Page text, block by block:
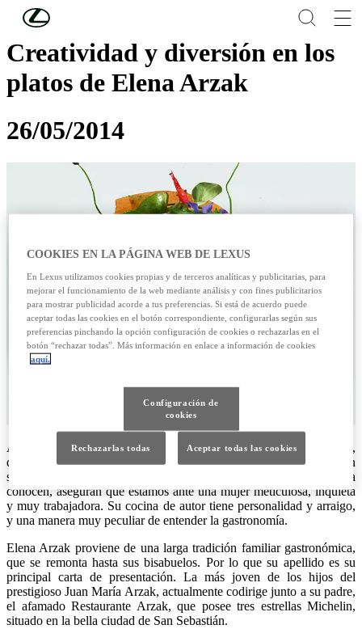
Skip to Main Content
Creatividad y diversión en los
platos de Elena Arzak
26/05/2014
Arzak no hay más que dos: padre e hija. Inquieta, curiosa, políglota,
despierta… así es Elena Arzak, una mujer con gran convicción
sobre lo que hace, y eso, se transmite en sus rectas. Quienes la
conocen, aseguran que estamos ante una mujer meticulosa, inquieta
y muy trabajadora. Su cocina de autor tiene personalidad y arraigo,
y una manera muy peculiar de entender la gastronomía.
Elena Arzak proviene de una larga tradición familiar gastronómica,
que se remonta hasta sus bisabuelos. Por lo que su apellido es su
principal carta de presentación. La más joven de los hijos del
prestigioso Juan María Arzak, actualmente codirige junto a su padre,
el afamado Restaurante Arzak, que posee tres estrellas Michelin,
situado en la bella ciudad de San Sebastián.
COOKIES EN LA PÁGINA WEB DE LEXUS
En Lexus utilizamos cookies propias y de terceros analíticas y publicitarias, para
mejorar el funcionamiento de la web mediante análisis y con fines publicitarios
para mostrar publicidad acorde a tus preferencias. Si está de acuerdo puede
aceptar todas las cookies en el botón correspondiente, configurarlas según sus
preferencias pinchando la opción configuración de cookies o rechazarlas en el
botón “rechazar todas”. Más información en enlace a información de cookies
aquí.
Configuración de
cookies
Rechazarlas todas Aceptar todas las cookies